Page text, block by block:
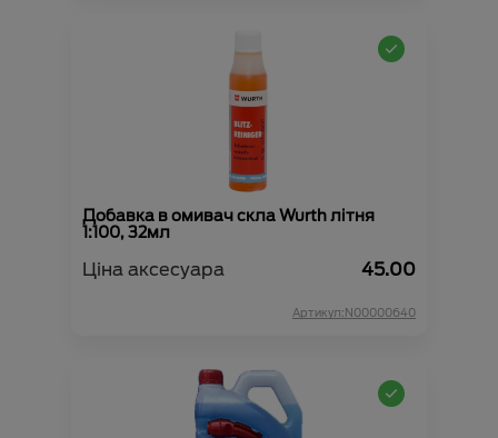
Добавка в омивач скла Wurth літня
1:100, 32мл
Ціна аксесуара 45.00
Артикул:N00000640